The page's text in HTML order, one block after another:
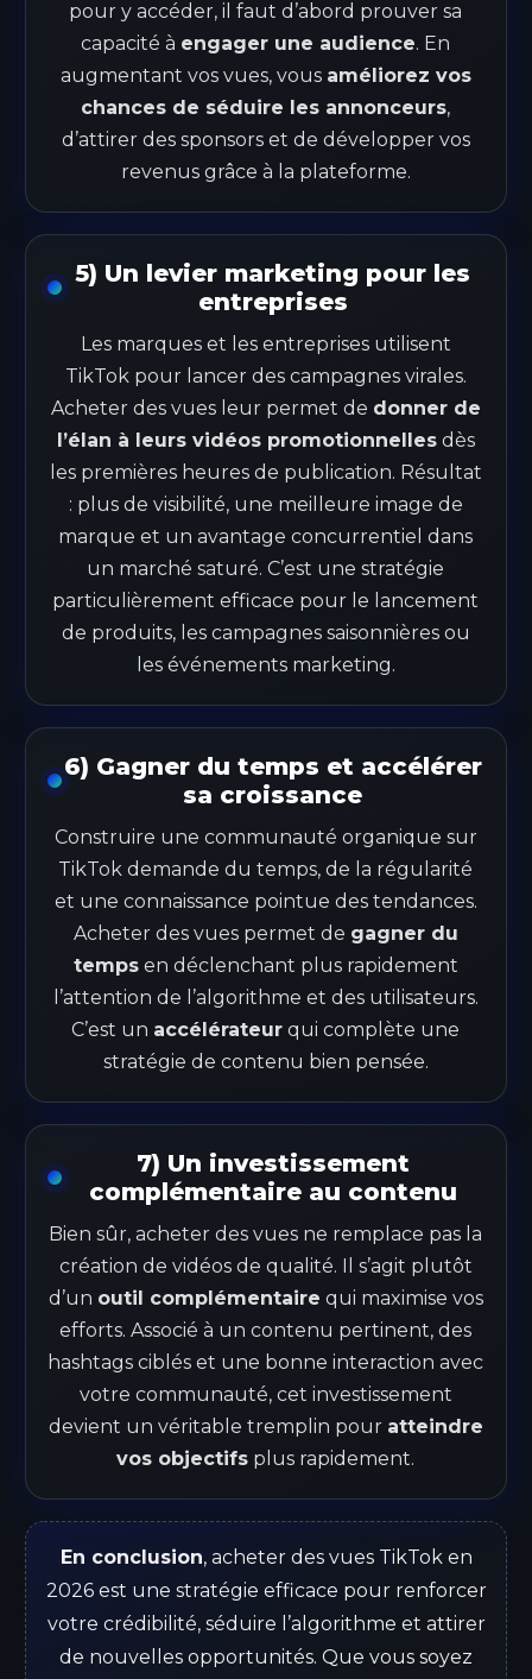
pour y accéder, il faut d’abord prouver sa
capacité à engager une audience. En
augmentant vos vues, vous améliorez vos
chances de séduire les annonceurs,
d’attirer des sponsors et de développer vos
revenus grâce à la plateforme.
5) Un levier marketing pour les
entreprises
Les marques et les entreprises utilisent
TikTok pour lancer des campagnes virales.
Acheter des vues leur permet de donner de
l’élan à leurs vidéos promotionnellesdès
les premières heures de publication. Résultat
: plus de visibilité, une meilleure image de
marque et un avantage concurrentiel dans
un marché saturé. C’est une stratégie
particulièrement efficace pour le lancement
de produits, les campagnes saisonnières ou
les événements marketing.
6) Gagner du temps et accélérer
sa croissance
Construire une communauté organique sur
TikTok demande du temps, de la régularité
et une connaissance pointue des tendances.
Acheter des vues permet de gagner du
tempsen déclenchant plus rapidement
l’attention de l’algorithme et des utilisateurs.
C’est un accélérateur qui complète une
stratégie de contenu bien pensée.
7) Un investissement
complémentaire au contenu
Bien sûr, acheter des vues ne remplace pas la
création de vidéos de qualité. Il s’agit plutôt
d’un outil complémentaire qui maximise vos
efforts. Associé à un contenu pertinent, des
hashtags ciblés et une bonne interaction avec
votre communauté, cet investissement
devient un véritable tremplin pour atteindre
vos objectifs plus rapidement.
En conclusion, acheter des vues TikTok en
2026 est une stratégie efficace pour renforcer
votre crédibilité, séduire l’algorithme et attirer
de nouvelles opportunités. Que vous soyez